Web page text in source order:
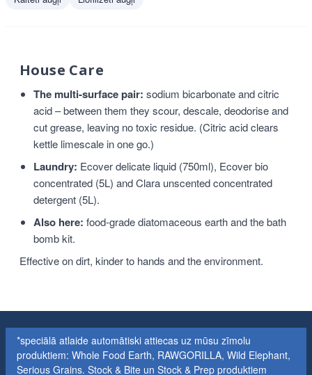
House Care
The multi-surface pair: sodium bicarbonate and citric
acid – between them they scour, descale, deodorise and
cut grease, leaving no toxic residue. (Citric acid clears
kettle limescale in one go.)
Laundry: Ecover delicate liquid (750ml), Ecover bio
concentrated (5L) and Clara unscented concentrated
detergent (5L).
Also here: food-grade diatomaceous earth and the bath
bomb kit.
Effective on dirt, kinder to hands and the environment.
*speciālā atlaide automātiski attiecas uz mūsu zīmolu
produktiem: Whole Food Earth, RAWGORILLA, Wild Elephant,
Serious Grains. Stock & Bite un Stock & Prep produktiem